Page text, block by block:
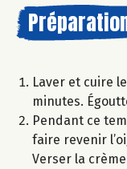
Laver et cuire
minutes.
Pendant ce
faire revenir
Verser la